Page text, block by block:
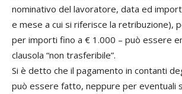
nominativo del lavoratore, data ed
e mese a cui si riferisce la retribuzione),
per importi fino a € 1.000 – può essere
clausola “non trasferibile”.
Si è detto che il pagamento in contanti
può essere fatto, neppure per eventuali